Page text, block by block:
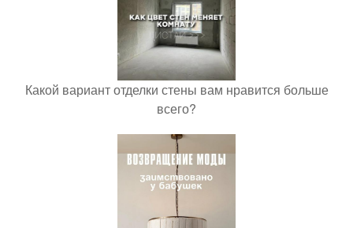
Какой вариант отделки стены вам нравится больше
всего?